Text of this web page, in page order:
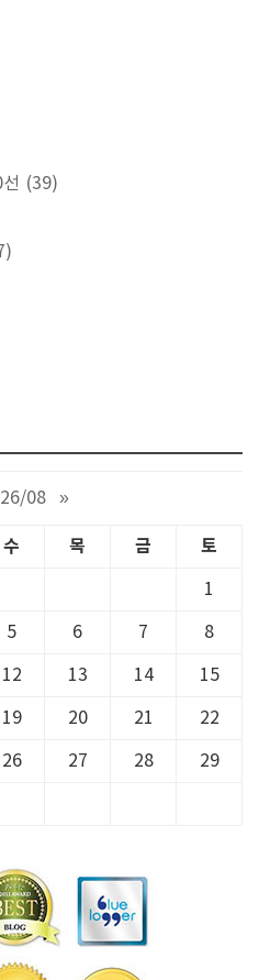
(39)
08 »
수 목 금 토
1
5 6 7 8
12 13 14 15
19 20 21 22
26 27 28 29